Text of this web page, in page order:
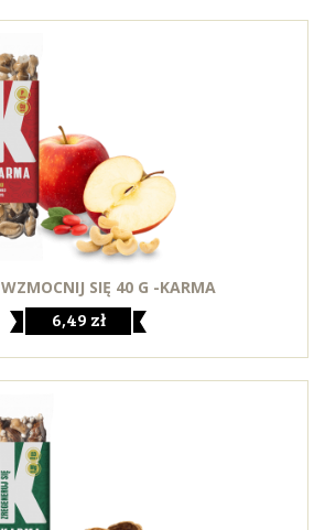
SIĘ 40 G -KARMA
6,49 zł